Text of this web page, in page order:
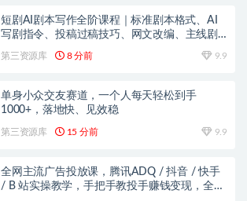
短剧AI剧本写作全阶课程｜标准剧本格式、AI
写剧指令、投稿过稿技巧、网文改编、主线剧
第三资源库 8 分前 9.9
单身小众交友赛道，一个人每天轻松到手
1000+，落地快、见效稳
第三资源库 15 分前 9.9
全网主流广告投放课，腾讯ADQ / 抖音 / 快手
/ B 站实操教学，手把手教投手赚钱变现，全套